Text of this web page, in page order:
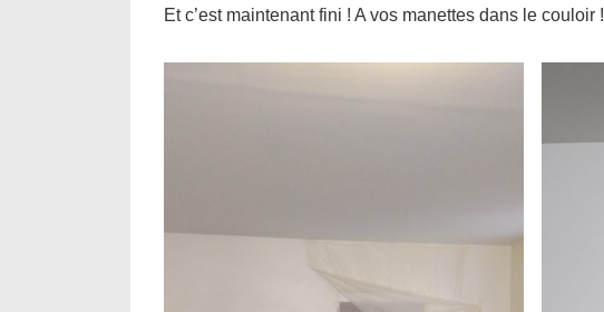
Et c’est maintenant fini ! A vos manettes dans le couloir !